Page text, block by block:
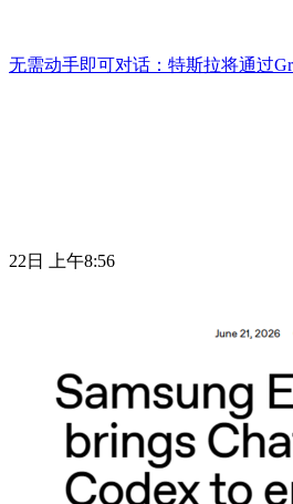
无需动手即可对话：特斯拉将通过
22日 上午8:56